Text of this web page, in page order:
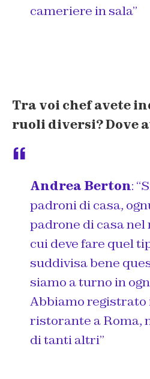
cameriere in sala”
Tra voi chef avete
ruoli diversi? Dove
Andrea Berton:
padroni di casa,
padrone di casa
cui deve fare quel
suddivisa bene
siamo a turno in
Abbiamo registrato
ristorante a Roma,
di tanti altri”